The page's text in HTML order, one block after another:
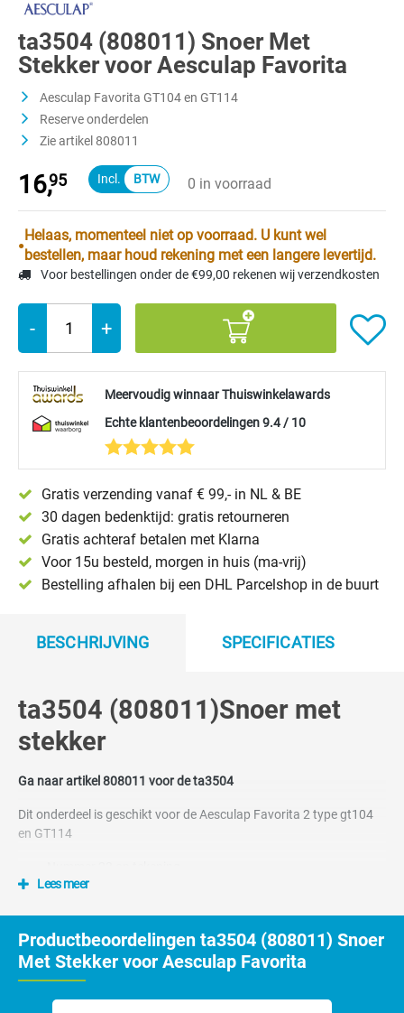
ta3504 (808011) Snoer Met
Stekker voor Aesculap Favorita
Aesculap Favorita GT104 en GT114
Reserve onderdelen
Zie artikel 808011
16,95 0 in voorraad
Helaas, momenteel niet op voorraad. U kunt wel
bestellen, maar houd rekening met een langere levertijd.
Voor bestellingen onder de €99,00 rekenen wij verzendkosten
- +
Meervoudig winnaar Thuiswinkelawards
Echte klantenbeoordelingen 9.4 / 10
Gratis verzending vanaf € 99,- in NL & BE
30 dagen bedenktijd: gratis retourneren
Gratis achteraf betalen met Klarna
Voor 15u besteld, morgen in huis (ma-vrij)
Bestelling afhalen bij een DHL Parcelshop in de buurt
BESCHRIJVING SPECIFICATIES
ta3504 (808011)Snoer met
stekker
Ga naar artikel 808011 voor de ta3504
Dit onderdeel is geschikt voor de Aesculap Favorita 2 type gt104
en GT114
Lees meer
Productbeoordelingen ta3504 (808011) Snoer
Met Stekker voor Aesculap Favorita